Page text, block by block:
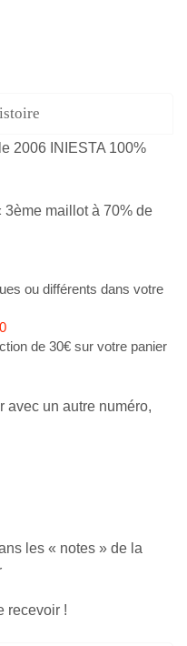
2006 INIESTA 100%
3ème maillot à 70% de
ou différents dans votre
de 30€ sur votre panier
avec un autre numéro,
les « notes » de la
recevoir !